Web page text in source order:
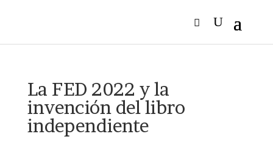
La FED 2022 y la
invención del libro
independiente